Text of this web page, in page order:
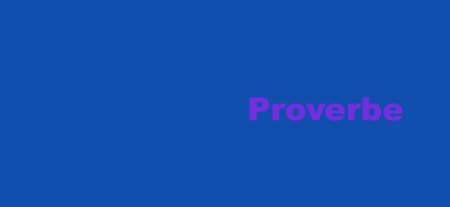
Proverbe